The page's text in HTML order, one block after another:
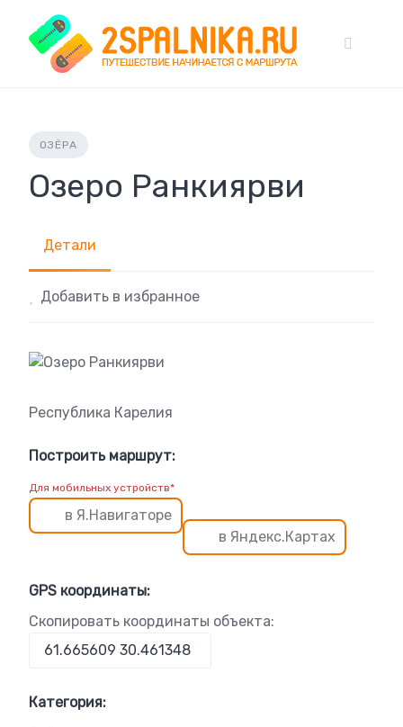
content
ОЗЁРА
Озеро Ранкиярви
Детали
Добавить в избранное
Республика Карелия
Построить маршрут:
Для мобильных устройств*
в Я.Навигаторе
в Яндекс.Картах
GPS координаты:
Скопировать координаты объекта:
Категория: